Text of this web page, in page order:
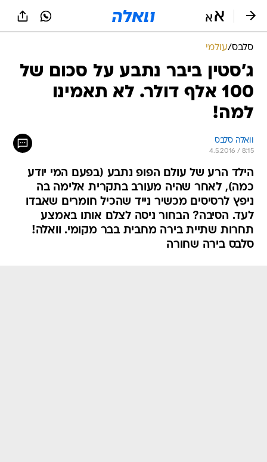
סלבס/עולמי
ג'סטין ביבר נתבע על סכום של
100 אלף דולר. לא תאמינו
למה!
וואלה סלבס
4.5.2016 / 8:15
הילד הרע של עולם הפופ נתבע (בפעם המי יודע
כמה), לאחר שהיה מעורב בתקרית אלימה בה
ניפץ לרסיסים מכשיר נייד שהכיל חומרים שאבדו
לעד. הסיבה? הבחור ניסה לצלם אותו באמצע
תחרות שתיית בירה מחבית בבר מקומי. וואלה!
סלבס בירה שחורה